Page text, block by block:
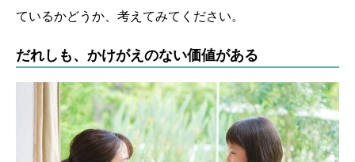
ているかどうか、考えてみてください。
だれしも、かけがえのない価値がある